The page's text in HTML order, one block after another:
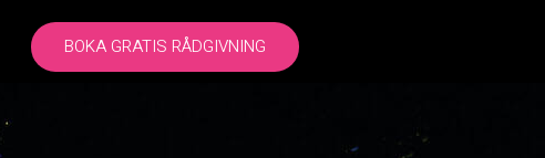
BOKA GRATIS RÅDGIVNING